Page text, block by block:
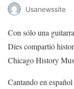
Usanewssite
Con sólo una
Díes compartió
Chicago History
Cantando en